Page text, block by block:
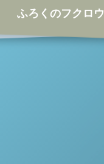
ふろくのフクロウ